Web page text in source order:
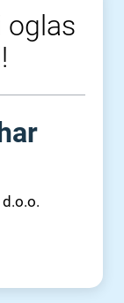
oglas